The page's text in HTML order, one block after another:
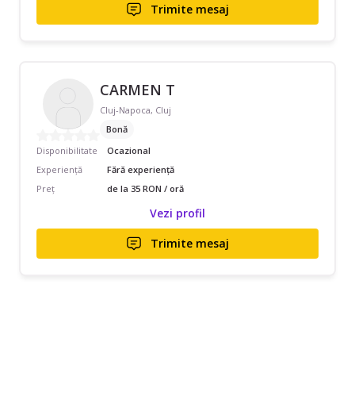
Trimite mesaj
CARMEN T
Cluj-Napoca, Cluj
Bonă
Disponibilitate
Ocazional
Experiență
Fără experiență
Preț
de la 35 RON / oră
Vezi profil
Trimite mesaj